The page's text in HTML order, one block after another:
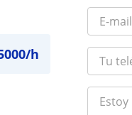
/h